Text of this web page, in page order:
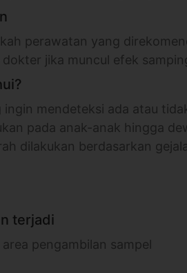
perawatan yang
jika muncul efek
mendeteksi ada atau
pada anak-anak hingga
dilakukan berdasarkan
terjadi
pengambilan sampel